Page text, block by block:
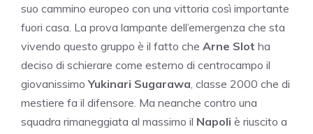
suo cammino europeo con una vittoria così importante
fuori casa. La prova lampante dell’emergenza che sta
vivendo questo gruppo è il fatto che Arne Slot ha
deciso di schierare come esterno di centrocampo il
giovanissimo Yukinari Sugarawa, classe 2000 che di
mestiere fa il difensore. Ma neanche contro una
squadra rimaneggiata al massimo il Napoli è riuscito a